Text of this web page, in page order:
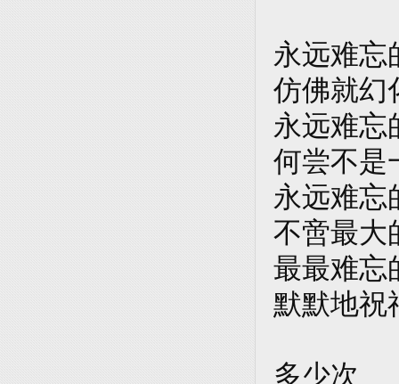
永远难忘
仿佛就幻
永远难忘
何尝不是
永远难忘
不啻最大
最最难忘
默默地祝
多少次